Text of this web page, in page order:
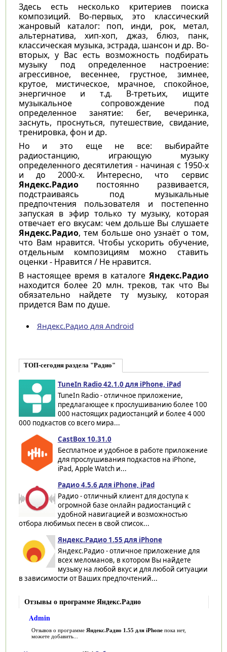
Здесь есть несколько критериев поиска
композиций. Во-первых, это классический
жанровый каталог: поп, инди, рок, метал,
альтернатива, хип-хоп, джаз, блюз, панк,
классическая музыка, эстрада, шансон и др. Во-
вторых, у Вас есть возможность подбирать
музыку под определенное настроение:
агрессивное, весеннее, грустное, зимнее,
крутое, мистическое, мрачное, спокойное,
энергичное и т.д. В-третьих, ищите
музыкальное сопровождение под
определенное занятие: бег, вечеринка,
заснуть, проснуться, путешествие, свидание,
тренировка, фон и др.
Но и это еще не все: выбирайте
радиостанцию, играющую музыку
определенного десятилетия - начиная с 1950-х
и до 2000-x. Интересно, что сервис
Яндекс.Радиопостоянно развивается,
подстраиваясь под музыкальные
предпочтения пользователя и постепенно
запуская в эфир только ту музыку, которая
отвечает его вкусам: чем дольше Вы слушаете
Яндекс.Радио, тем больше оно узнаёт о том,
что Вам нравится. Чтобы ускорить обучение,
отдельным композициям можно ставить
оценки - Нравится / Не нравится.
В настоящее время в каталоге Яндекс.Радио
находится более 20 млн. треков, так что Вы
обязательно найдете ту музыку, которая
придется Вам по душе.
Яндекс.Радио для Android
ТОП-сегодня раздела "Радио"
TuneIn Radio 42.1.0 для iPhone, iPad
TuneIn Radio - отличное приложение,
предлагающее к прослушиванию более 100
000 настоящих радиостанций и более 4 000
000 подкастов со всего мира...
CastBox 10.31.0
Бесплатное и удобное в работе приложение
для прослушивания подкастов на iPhone,
iPad, Apple Watch и...
Радио 4.5.6 для iPhone, iPad
Радио - отличный клиент для доступа к
огромной базе онлайн радиостанций с
удобной навигацией и возможностью
отбора любимых песен в свой список...
Яндекс.Радио 1.55 для iPhone
Яндекс.Радио - отличное приложение для
всех меломанов, в котором Вы найдете
музыку на любой вкус и для любой ситуации
в зависимости от Ваших предпочтений...
Отзывы о программе Яндекс.Радио
Admin
Отзывов о программе Яндекс.Радио 1.55 для iPhoneпока нет,
можете добавить...